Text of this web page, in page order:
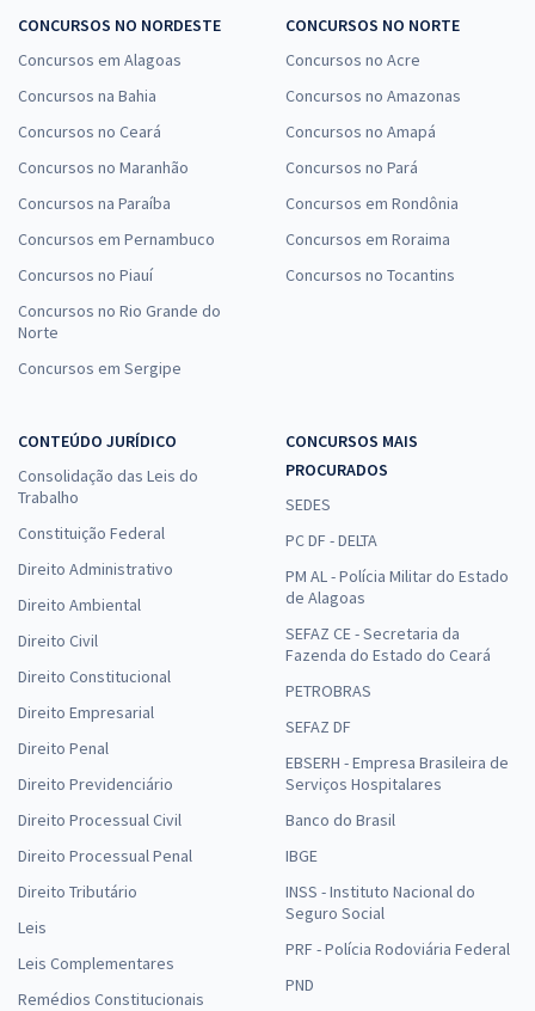
CONCURSOS NO NORDESTE
Concursos em Alagoas
Concursos na Bahia
Concursos no Ceará
Concursos no Maranhão
Concursos na Paraíba
Concursos em Pernambuco
Concursos no Piauí
Concursos no Rio Grande do
Norte
Concursos em Sergipe
CONCURSOS NO NORTE
Concursos no Acre
Concursos no Amazonas
Concursos no Amapá
Concursos no Pará
Concursos em Rondônia
Concursos em Roraima
Concursos no Tocantins
CONTEÚDO JURÍDICO
Consolidação das Leis do
Trabalho
Constituição Federal
Direito Administrativo
Direito Ambiental
Direito Civil
Direito Constitucional
Direito Empresarial
Direito Penal
Direito Previdenciário
Direito Processual Civil
Direito Processual Penal
Direito Tributário
Leis
Leis Complementares
Remédios Constitucionais
CONCURSOS MAIS
PROCURADOS
SEDES
PC DF - DELTA
PM AL - Polícia Militar do Estado
de Alagoas
SEFAZ CE - Secretaria da
Fazenda do Estado do Ceará
PETROBRAS
SEFAZ DF
EBSERH - Empresa Brasileira de
Serviços Hospitalares
Banco do Brasil
IBGE
INSS - Instituto Nacional do
Seguro Social
PRF - Polícia Rodoviária Federal
PND